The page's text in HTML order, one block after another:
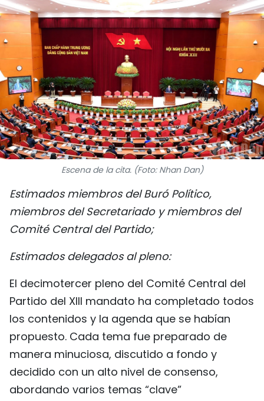
HISTORIAS MULTIMEDIA
FOTOGRAFÍA
¿QUIÉNES SOMOS?
TIẾNG VIỆT
ENGLISH
中文
FRANÇAIS
РУССКИЙ
Escena de la cita. (Foto: Nhan Dan)
Estimados miembros del Buró Político,
miembros del Secretariado y miembros del
Comité Central del Partido;
Estimados delegados al pleno:
El decimotercer pleno del Comité Central del
Partido del XIII mandato ha completado todos
los contenidos y la agenda que se habían
propuesto. Cada tema fue preparado de
manera minuciosa, discutido a fondo y
decidido con un alto nivel de consenso,
abordando varios temas “clave”